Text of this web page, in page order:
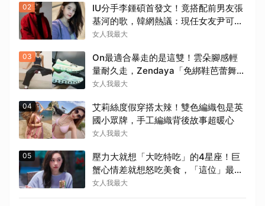
02
IU分手李鍾碩首發文！竟搭配前男友張
基河的歌，韓網熱議：現任女友尹可而
可能會不舒服
女人我最大
03
On最適合暴走的是這雙！雲朵腳感輕
量耐久走，Zendaya「免綁鞋芭蕾舞
鞋」網瘋搶
女人我最大
04
艾莉絲度假穿搭太辣！雙色編織包是英
國小眾牌，手工編織背後故事超暖心
女人我最大
05
壓力大就想「大吃特吃」的4星座！巨
蟹心情差就想怒吃美食，「這位」最容
易染上情緒性進食
女人我最大